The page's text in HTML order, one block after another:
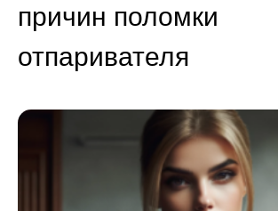
причин поломки
отпаривателя